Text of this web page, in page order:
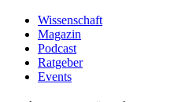
Wissenschaft
Magazin
Podcast
Ratgeber
Events